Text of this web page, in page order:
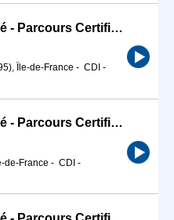
Directeur de Supermarché - Parcours Certifiant (H/F)
Île-de-France - CDI -
Directeur de Supermarché - Parcours Certifiant (H/F)
de-France - CDI -